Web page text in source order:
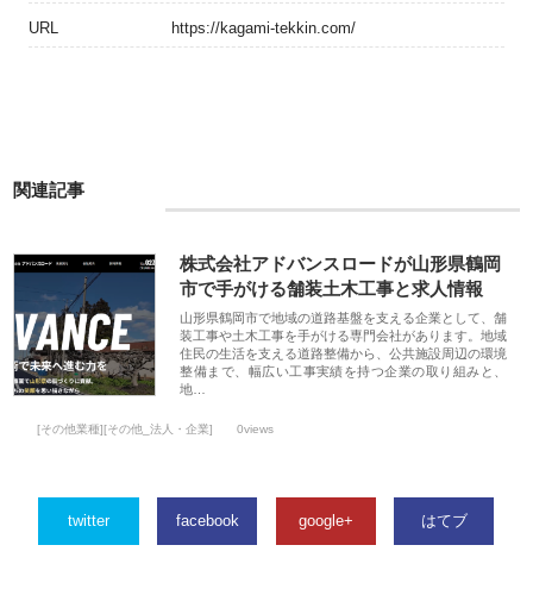
URL https://kagami-tekkin.com/
関連記事
株式会社アドバンスロードが山形県鶴岡
市で手がける舗装土木工事と求人情報
山形県鶴岡市で地域の道路基盤を支える企業として、舗
装工事や土木工事を手がける専門会社があります。地域
住民の生活を支える道路整備から、公共施設周辺の環境
整備まで、幅広い工事実績を持つ企業の取り組みと、
地…
[その他業種][その他_法人・企業] 0views
twitter facebook google+ はてブ